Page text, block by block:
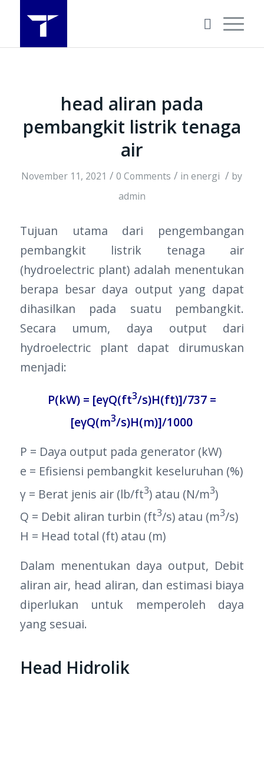
head aliran pada
pembangkit listrik tenaga
air
November 11, 2021 / 0 Comments / inenergi / by
admin
Tujuan utama dari pengembangan
pembangkit listrik tenaga air
(hydroelectric plant) adalah menentukan
berapa besar daya output yang dapat
dihasilkan pada suatu pembangkit.
Secara umum, daya output dari
hydroelectric plant dapat dirumuskan
menjadi:
P(kW) = [eγQ(ft3/s)H(ft)]/737 =
[eγQ(m3/s)H(m)]/1000
P = Daya output pada generator (kW)
e = Efisiensi pembangkit keseluruhan (%)
γ = Berat jenis air (lb/ft3) atau (N/m3)
Q = Debit aliran turbin (ft3/s) atau (m3/s)
H = Head total (ft) atau (m)
Dalam menentukan daya output, Debit
aliran air, head aliran, dan estimasi biaya
diperlukan untuk memperoleh daya
yang sesuai.
Head Hidrolik